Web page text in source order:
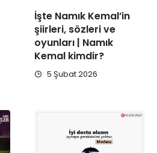
İşte Namık Kemal’in
şiirleri, sözleri ve
oyunları | Namık
Kemal kimdir?
5 Şubat 2026